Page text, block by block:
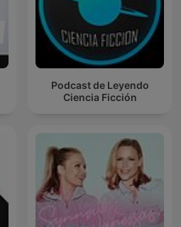
Podcast de Leyendo
Ciencia Ficción